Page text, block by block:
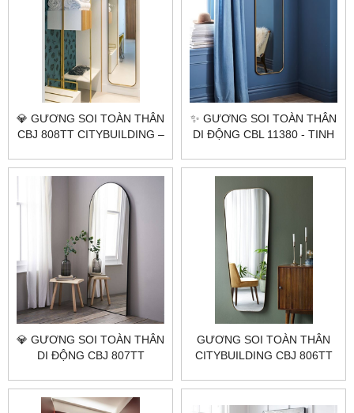
💎 GƯƠNG SOI TOÀN THÂN
CBJ 808TT CITYBUILDING –
CHUẨN, TREO HOẶC TỰA
ĐỀU ĐẸP
✨ GƯƠNG SOI TOÀN THÂN
DI ĐỘNG CBL 11380 - TINH
💎 GƯƠNG SOI TOÀN THÂN
DI ĐỘNG CBJ 807TT
GỌN 60×160, SOI RÕ, DỄ
ĐẶT NHIỀU KHÔNG GIAN
GƯƠNG SOI TOÀN THÂN
CITYBUILDING CBJ 806TT